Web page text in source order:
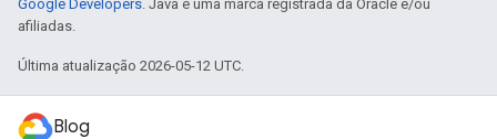
Google Developers. Java é uma marca registrada da Oracle e/ou
afiliadas.
Última atualização 2026-05-12 UTC.
Blog